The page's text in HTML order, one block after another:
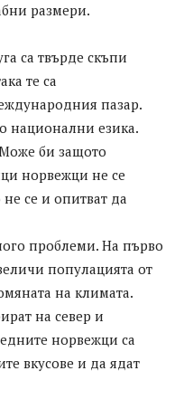
размери.
са твърде скъпи
те са
пазар.
национални езика.
би защото
норвежци не се
се и опитват да
проблеми. На първо
популацията от
на климата.
на север и
норвежци са
вкусове и да ядат